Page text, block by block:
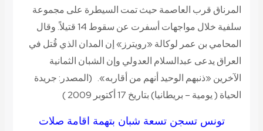
المرناق قرب العاصمة حيث تمت السيطرة على مجموعة
سلفية خلال مواجهات أسفرت عن سقوط 14 قتيلاً. وقال
المحامي بن عمر لوكالة «رويترز» إن المدان الذي قُتل في
العراق يدعى عبدالسلام العدولي وإن الشبان الثمانية
الآخرين «ذنبهم الوحيد أنهم من أقاربه». (المصدر: جريدة
الحياة ( يومية – بريطانيا) بتاريخ 17 أكتوبر 2009 )
تونس تسجن تسعة شبان بتهمة اقامة صلات